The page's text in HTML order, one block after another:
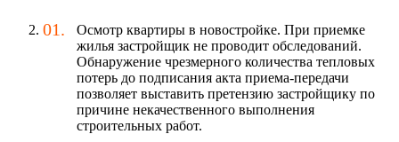
Осмотр квартиры в новостройке. При приемке
жилья застройщик не проводит обследований.
Обнаружение чрезмерного количества тепловых
потерь до подписания акта приема-передачи
позволяет выставить претензию застройщику по
причине некачественного выполнения
строительных работ.